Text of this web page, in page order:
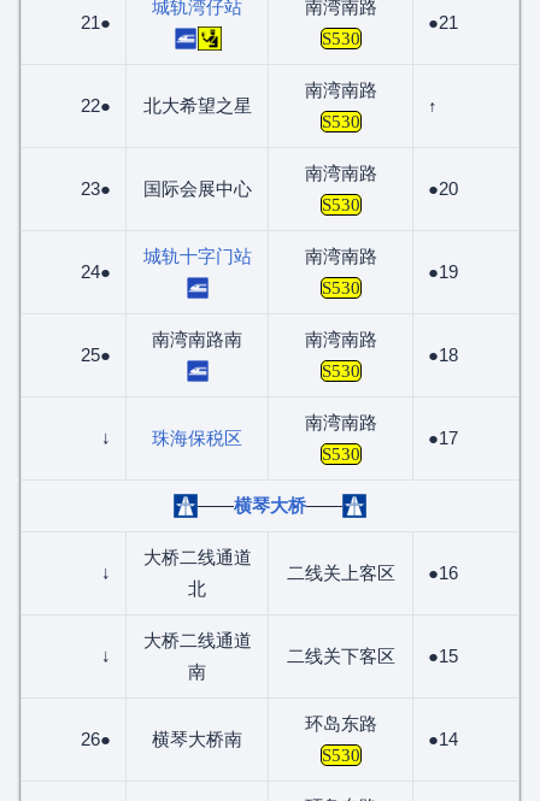
21●
城轨湾仔站 南湾南路
S530
●21
22● 北大希望之星
南湾南路
S530
↑
23● 国际会展中心
南湾南路
S530
●20
24●
城轨十字门站 南湾南路
S530
●19
25●
南湾南路南 南湾南路
S530
●18
↓ 珠海保税区
南湾南路
S530
●17
——横琴大桥——
↓
大桥二线通道
北
二线关上客区 ●16
↓
大桥二线通道
南
二线关下客区 ●15
26● 横琴大桥南
环岛东路
S530
●14